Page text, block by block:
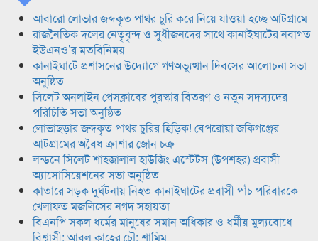
আবারো লোভার জব্দকৃত পাথর চুরি করে নিয়ে যাওয়া হচ্ছে আটগ্রামে
রাজনৈতিক দলের নেতৃবৃন্দ ও সুধীজনদের সাথে কানাইঘাটের নবাগত
ইউএনও’র মতবিনিময়
কানাইঘাটে প্রশাসনের উদ্যোগে গণঅভ্যুত্থান দিবসের আলোচনা সভা
অনুষ্ঠিত
সিলেট অনলাইন প্রেসক্লাবের পুরস্কার বিতরণ ও নতুন সদস্যদের
পরিচিতি সভা অনুষ্ঠিত
লোভাছড়ার জব্দকৃত পাথর চুরির হিড়িক! বেপরোয়া জকিগঞ্জের
আটগ্রামের অবৈধ ক্রাশার জোন চক্র
লন্ডনে সিলেট শাহজালাল হাউজিং এস্টেটস (উপশহর) প্রবাসী
অ্যাসোসিয়েশনের সভা অনুষ্ঠিত
কাতারে সড়ক দুর্ঘটনায় নিহত কানাইঘাটের প্রবাসী পাঁচ পরিবারকে
খেলাফত মজলিসের নগদ সহায়তা
বিএনপি সকল ধর্মের মানুষের সমান অধিকার ও ধর্মীয় মুল্যবোধে
বিশ্বাসী: আবুল কাহের চৌ: শামিম